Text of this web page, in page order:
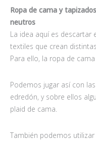
Ropa de cama y
neutros
La idea aquí es descartar
textiles que crean distintas
Para ello, la ropa de
Podemos jugar así con
edredón, y sobre ellos
plaid de cama.
También podemos